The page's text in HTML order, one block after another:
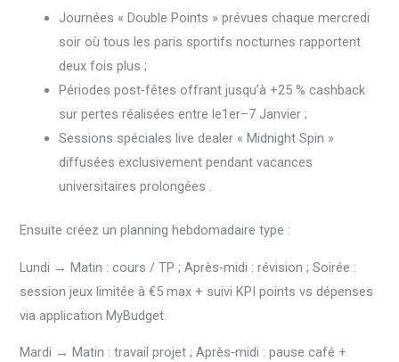
Journées « Double Points » prévues chaque mercredi
soir où tous les paris sportifs nocturnes rapportent
deux fois plus ;
Périodes post‑fêtes offrant jusqu’à +25 % cashback
sur pertes réalisées entre le1er–7 Janvier ;
Sessions spéciales live dealer « Midnight Spin »
diffusées exclusivement pendant vacances
universitaires prolongées .
Ensuite créez un planning hebdomadaire type :
Lundi → Matin : cours / TP ; Après‑midi : révision ; Soirée :
session jeux limitée à €5 max + suivi KPI points vs dépenses
via application MyBudget.
Mardi → Matin : travail projet ; Après‑midi : pause café +